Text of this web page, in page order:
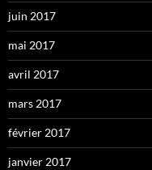
juin 2017
mai 2017
avril 2017
mars 2017
février 2017
janvier 2017